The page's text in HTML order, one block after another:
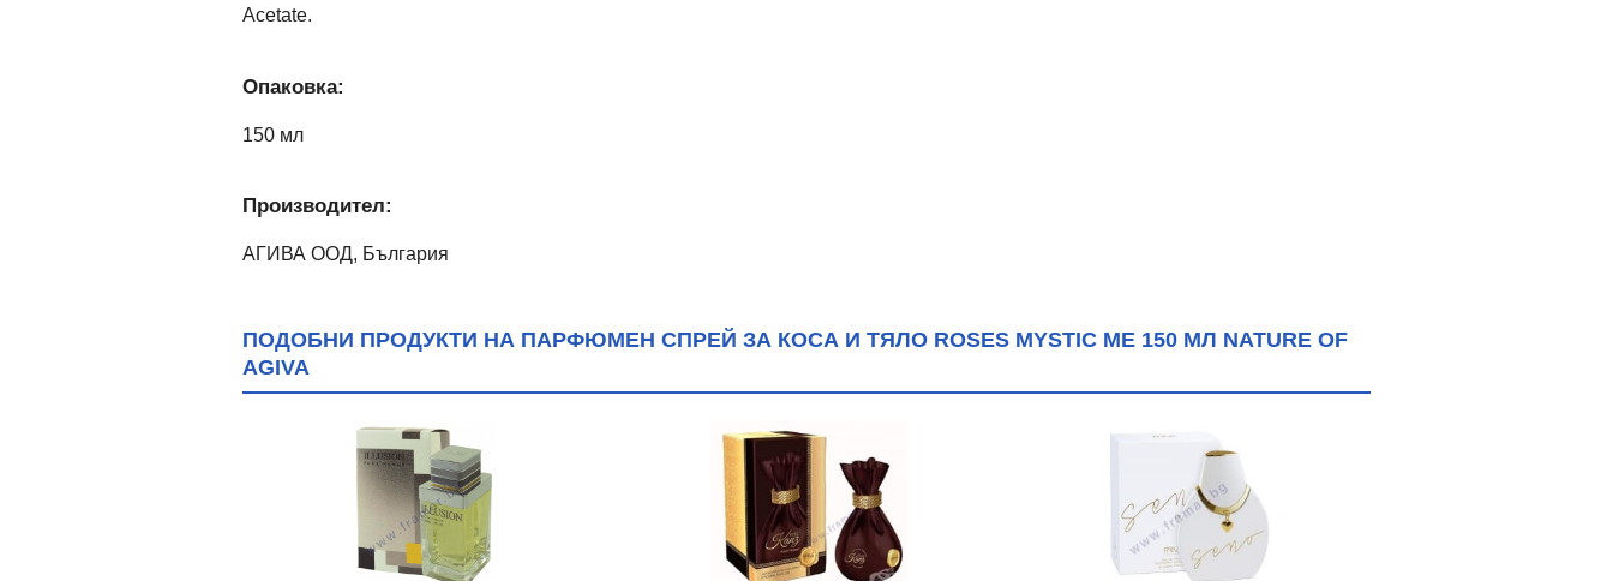
Acetate.
Опаковка:
150 мл
Производител:
АГИВА ООД, България
ПОДОБНИ ПРОДУКТИ НА ПАРФЮМЕН СПРЕЙ ЗА КОСА И ТЯЛО ROSES MYSTIC ME 150 МЛ NATURE OF
AGIVA